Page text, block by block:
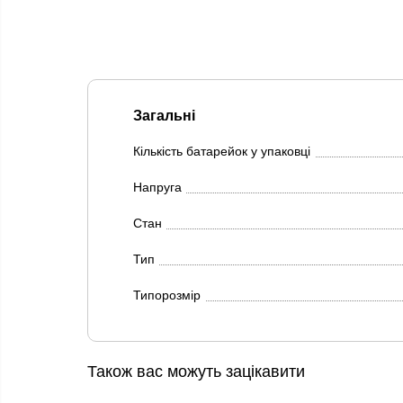
Загальні
Кількість батарейок у упаковці
Напруга
Стан
Тип
Типорозмір
Також вас можуть зацікавити